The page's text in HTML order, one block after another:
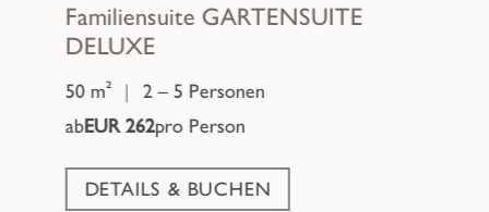
Familiensuite GARTENSUITE
DELUXE
50 m² |
2 – 5 Personen
abEUR 262pro Person
DETAILS & BUCHEN